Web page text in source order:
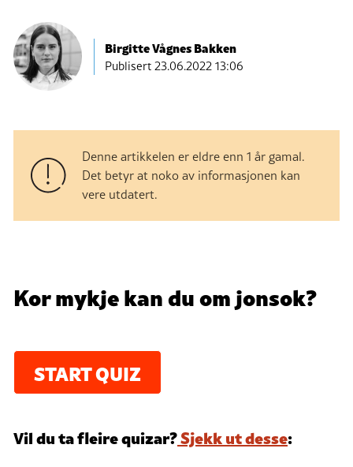
Birgitte Vågnes Bakken
Publisert23.06.2022 13:06
Denne artikkelen er eldre enn 1 år gamal.
Det betyr at noko av informasjonen kan
vere utdatert.
Quiz:
Kor mykje kan du om jonsok?
START QUIZ
Vil du ta fleire quizar?Sjekk ut desse: